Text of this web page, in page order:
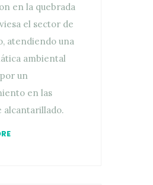
en la quebrada
el sector de
atendiendo una
ambiental
un
en las
alcantarillado.